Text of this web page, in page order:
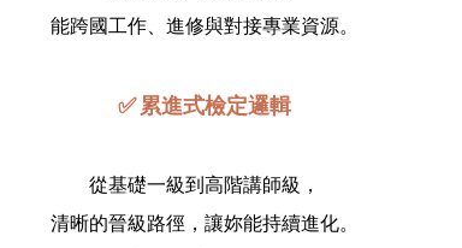
能跨國工作、進修與對接專業資源。​
✅ 累進式檢定邏輯
從基礎一級到高階講師級，
清晰的晉級路徑，讓妳能持續進化。